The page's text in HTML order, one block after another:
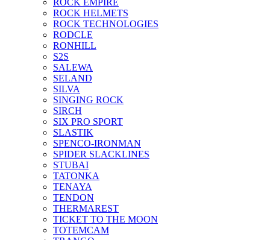
ROCK EMPIRE
ROCK HELMETS
ROCK TECHNOLOGIES
RODCLE
RONHILL
S2S
SALEWA
SELAND
SILVA
SINGING ROCK
SIRCH
SIX PRO SPORT
SLASTIK
SPENCO-IRONMAN
SPIDER SLACKLINES
STUBAI
TATONKA
TENAYA
TENDON
THERMAREST
TICKET TO THE MOON
TOTEMCAM